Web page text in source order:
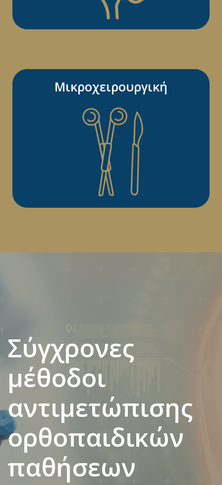
Μικροχειρουργική
Σύγχρονες
μέθοδοι
αντιμετώπισης
ορθοπαιδικών
παθήσεων